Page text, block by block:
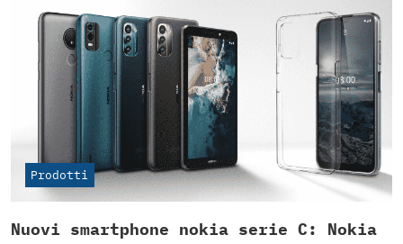
Prodotti
Nuovi smartphone nokia serie C: Nokia